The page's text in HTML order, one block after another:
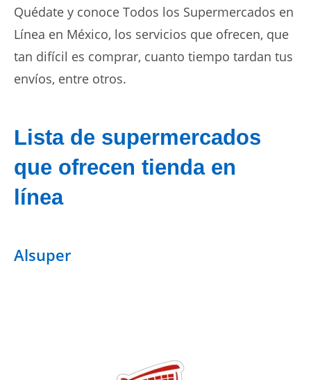
Quédate y conoce Todos los Supermercados en
Línea en México, los servicios que ofrecen, que
tan difícil es comprar, cuanto tiempo tardan tus
envíos, entre otros.
Lista de supermercados
que ofrecen tienda en
línea
Alsuper